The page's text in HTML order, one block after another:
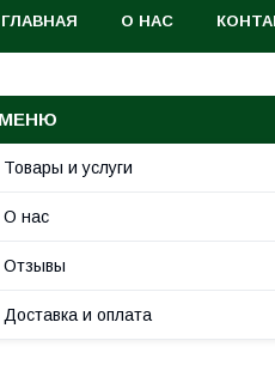
ГЛАВНАЯ О НАС
Товары и услуги
О нас
Отзывы
Доставка и оплата